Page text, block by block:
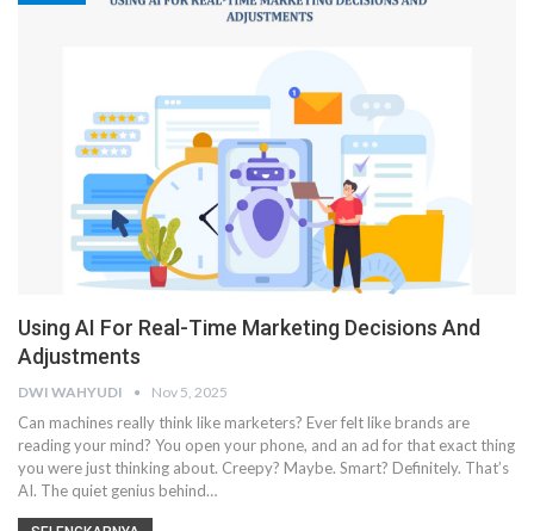
Using AI For Real-Time Marketing Decisions And
Adjustments
DWI WAHYUDI Nov 5, 2025
Can machines really think like marketers? Ever felt like brands are
reading your mind? You open your phone, and an ad for that exact thing
you were just thinking about. Creepy? Maybe. Smart? Definitely. That’s
AI. The quiet genius behind…